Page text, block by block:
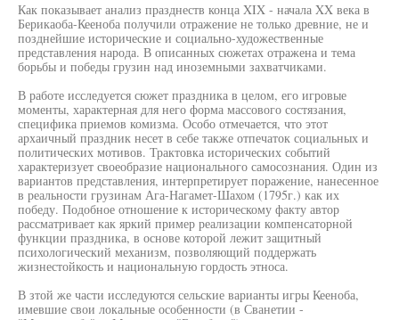
Как показывает анализ празднеств конца XIX - начала XX века в
Берикаоба-Кееноба получили отражение не только древние, не и
позднейшие исторические и социально-художественные
представления народа. В описанных сюжетах отражена и тема
борьбы и победы грузин над иноземными захватчиками.
В работе исследуется сюжет праздника в целом, его игровые
моменты, характерная для него форма массового состязания,
специфика приемов комизма. Особо отмечается, что этот
архаичный праздник несет в себе также отпечаток социальных и
политических мотивов. Трактовка исторических событий
характеризует своеобразие национального самосознания. Один из
вариантов представления, интерпретирует поражение, нанесенное
в реальности грузинам Ага-Нагамет-Шахом (1795г.) как их
победу. Подобное отношение к историческому факту автор
рассматривает как яркий пример реализации компенсаторной
функции праздника, в основе которой лежит защитный
психологический механизм, позволяющий поддержать
жизнестойкость и национальную гордость этноса.
В зтой же части исследуются сельские варианты игры Кееноба,
имевшие свои локальные особенности (в Сванетии -